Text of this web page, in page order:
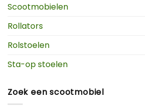
Scootmobielen
Rollators
Rolstoelen
Sta-op stoelen
Zoek een scootmobiel